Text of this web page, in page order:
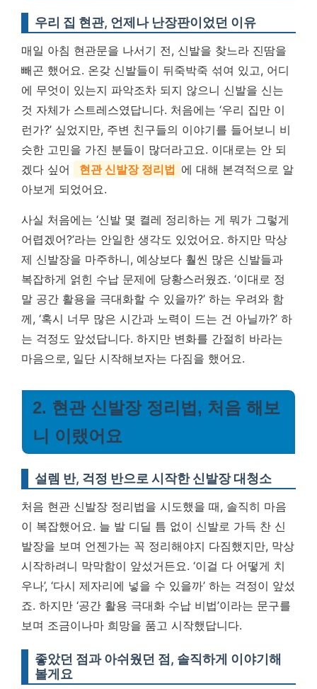
우리 집 현관, 언제나 난장판이었던 이유
매일 아침 현관문을 나서기 전, 신발을 찾느라 진땀을
빼곤 했어요. 온갖 신발들이 뒤죽박죽 섞여 있고, 어디
에 무엇이 있는지 파악조차 되지 않으니 신발을 신는
것 자체가 스트레스였답니다. 처음에는 ‘우리 집만 이
런가?’ 싶었지만, 주변 친구들의 이야기를 들어보니 비
슷한 고민을 가진 분들이 많더라고요. 이대로는 안 되
겠다 싶어
현관 신발장 정리법 에 대해 본격적으로 알
아보게 되었어요.
사실 처음에는 ‘신발 몇 켤레 정리하는 게 뭐가 그렇게
어렵겠어?’라는 안일한 생각도 있었어요. 하지만 막상
제 신발장을 마주하니, 예상보다 훨씬 많은 신발들과
복잡하게 얽힌 수납 문제에 당황스러웠죠. ‘이대로 정
말 공간 활용을 극대화할 수 있을까?’ 하는 우려와 함
께, ‘혹시 너무 많은 시간과 노력이 드는 건 아닐까?’ 하
는 걱정도 앞섰답니다. 하지만 변화를 간절히 바라는
마음으로, 일단 시작해보자는 다짐을 했어요.
2. 현관 신발장 정리법, 처음 해보
니 이랬어요
설렘 반, 걱정 반으로 시작한 신발장 대청소
처음 현관 신발장 정리법을 시도했을 때, 솔직히 마음
이 복잡했어요. 늘 발 디딜 틈 없이 신발로 가득 찬 신
발장을 보며 언젠가는 꼭 정리해야지 다짐했지만, 막상
시작하려니 막막함이 앞섰거든요. ‘이걸 다 어떻게 치
우나’, ‘다시 제자리에 넣을 수 있을까’ 하는 걱정이 앞섰
죠. 하지만 ‘공간 활용 극대화 수납 비법’이라는 문구를
보며 조금이나마 희망을 품고 시작했답니다.
좋았던 점과 아쉬웠던 점, 솔직하게 이야기해
볼게요